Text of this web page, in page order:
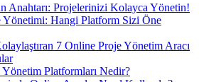
Anahtarı: Projelerinizi Kolayca Yönetin!
Hangi Platform Sizi Öne
7 Online Proje Yönetim Aracı
Platformları Nedir?